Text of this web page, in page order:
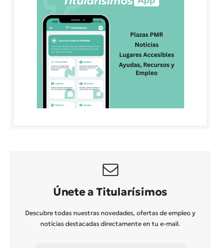
Únete a Titularísimos
Descubre todas nuestras novedades, ofertas de empleo y
noticias destacadas directamente en tu e-mail.